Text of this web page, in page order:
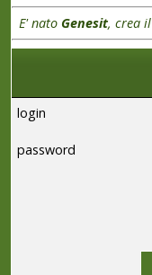
E' nato Genesit, crea
login
password